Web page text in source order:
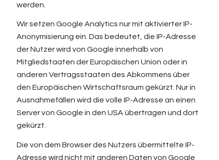
werden.
Wir setzen Google Analytics nur mit aktivierter IP-
Anonymisierung ein. Das bedeutet, die IP-Adresse
der Nutzer wird von Google innerhalb von
Mitgliedstaaten der Europäischen Union oder in
anderen Vertragsstaaten des Abkommens über
den Europäischen Wirtschaftsraum gekürzt. Nur in
Ausnahmefällen wird die volle IP-Adresse an einen
Server von Google in den USA übertragen und dort
gekürzt.
Die von dem Browser des Nutzers übermittelte IP-
Adresse wird nicht mit anderen Daten von Google